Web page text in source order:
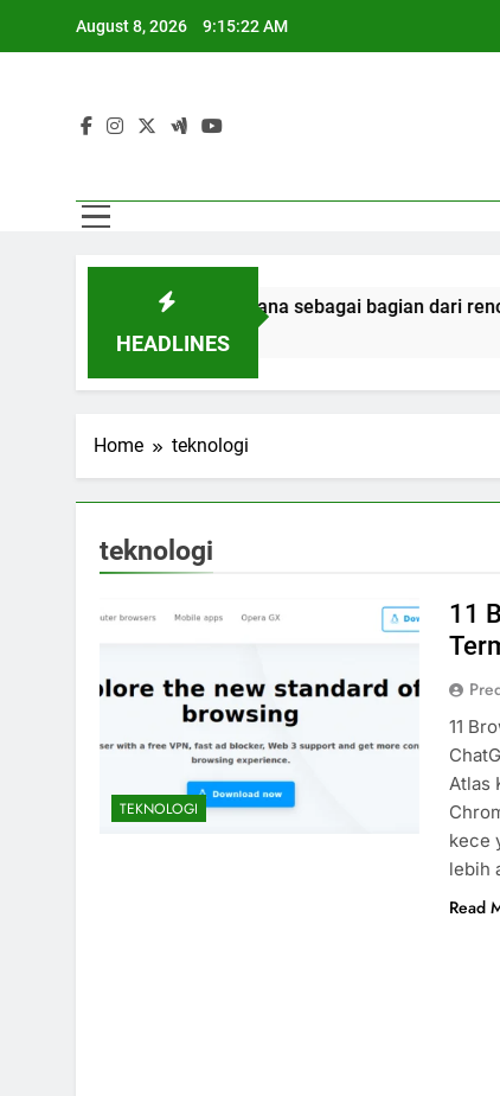
August 8, 2026 9:15:23 AM
HEADLINES
ratusan narapidana sebagai bagian dari rencana
Home teknologi
teknologi
TEKNOLOGI
11
11
Atlas
kece
lebih
Read